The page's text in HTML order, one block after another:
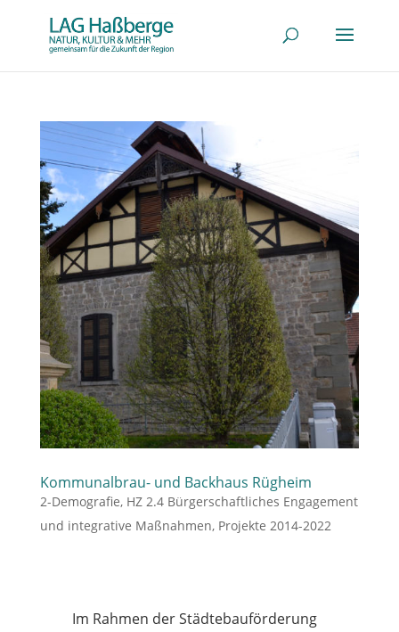
Kommunalbrau- und Backhaus Rügheim
2-Demografie, HZ 2.4 Bürgerschaftliches Engagement
und integrative Maßnahmen, Projekte 2014-2022
Im Rahmen der Städtebauförderung